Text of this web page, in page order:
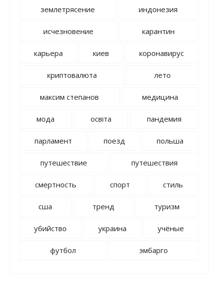
землетрясение индонезия
исчезновение карантин
карьера киев коронавирус
криптовалюта лето
максим степанов медицина
мода освіта пандемия
парламент поезд польша
путешествие путешествия
смертность спорт стиль
сша тренд туризм
убийство украина учёные
футбол эмбарго